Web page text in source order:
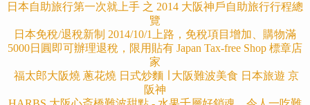
日本自助旅行第一次就上手 之 2014 大阪神戶自助旅行行程總
覽
日本免稅/退稅新制 2014/10/1上路，免稅項目增加、購物滿
5000日圓即可辦理退稅，限用貼有 Japan Tax-free Shop 標章店
家
福太郎大阪燒 蔥花燒 日式炒麵 ∣ 大阪難波美食 日本旅遊 京
阪神